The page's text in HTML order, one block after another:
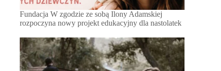
Fundacja W zgodzie ze sobą Ilony Adamskiej
rozpoczyna nowy projekt edukacyjny dla nastolatek